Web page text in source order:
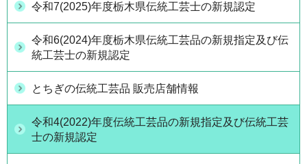
令和7(2025)年度栃木県伝統工芸士の新規認定
令和6(2024)年度栃木県伝統工芸品の新規指定及び伝
統工芸士の新規認定
とちぎの伝統工芸品 販売店舗情報
令和4(2022)年度伝統工芸品の新規指定及び伝統工芸
士の新規認定